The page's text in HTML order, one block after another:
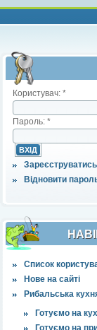
Користувач: *
Пароль: *
Зареєструватись
Відновити
Список
Нове на сайті
Рибальська
Готуємо на
Готуємо на